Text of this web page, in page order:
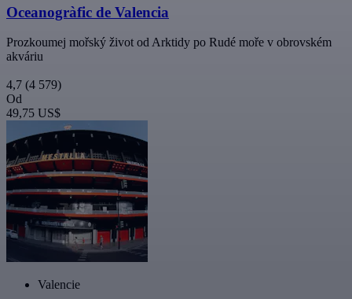
Oceanogràfic de Valencia
Prozkoumej mořský život od Arktidy po Rudé moře v obrovském
akváriu
4,7 (4 579)
Od
49,75 US$
Valencie